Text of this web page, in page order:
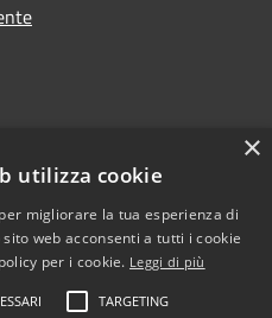
•Accesso redazione
×
utilizza cookie
migliorare la tua esperienza di
web acconsenti a tutti i cookie
per i cookie. Leggi di più
TARGETING